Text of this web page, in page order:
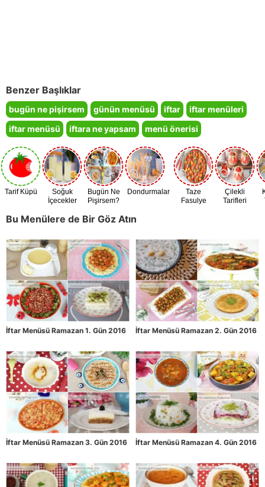
Benzer Başlıklar
bugün ne pişirsem günün menüsü iftar
iftar menüleri
iftar menüsü
iftara ne yapsam menü önerisi
Tarif Küpü
Soğuk
İçecekler
Bugün Ne
Pişirsem?
Dondurmalar
Taze
Fasulye
Çilekli
Tarifleri
Bu Menülere de Bir Göz Atın
İftar Menüsü Ramazan 1. Gün 2016 İftar Menüsü Ramazan 2. Gün 2016
İftar Menüsü Ramazan 3. Gün 2016 İftar Menüsü Ramazan 4. Gün 2016